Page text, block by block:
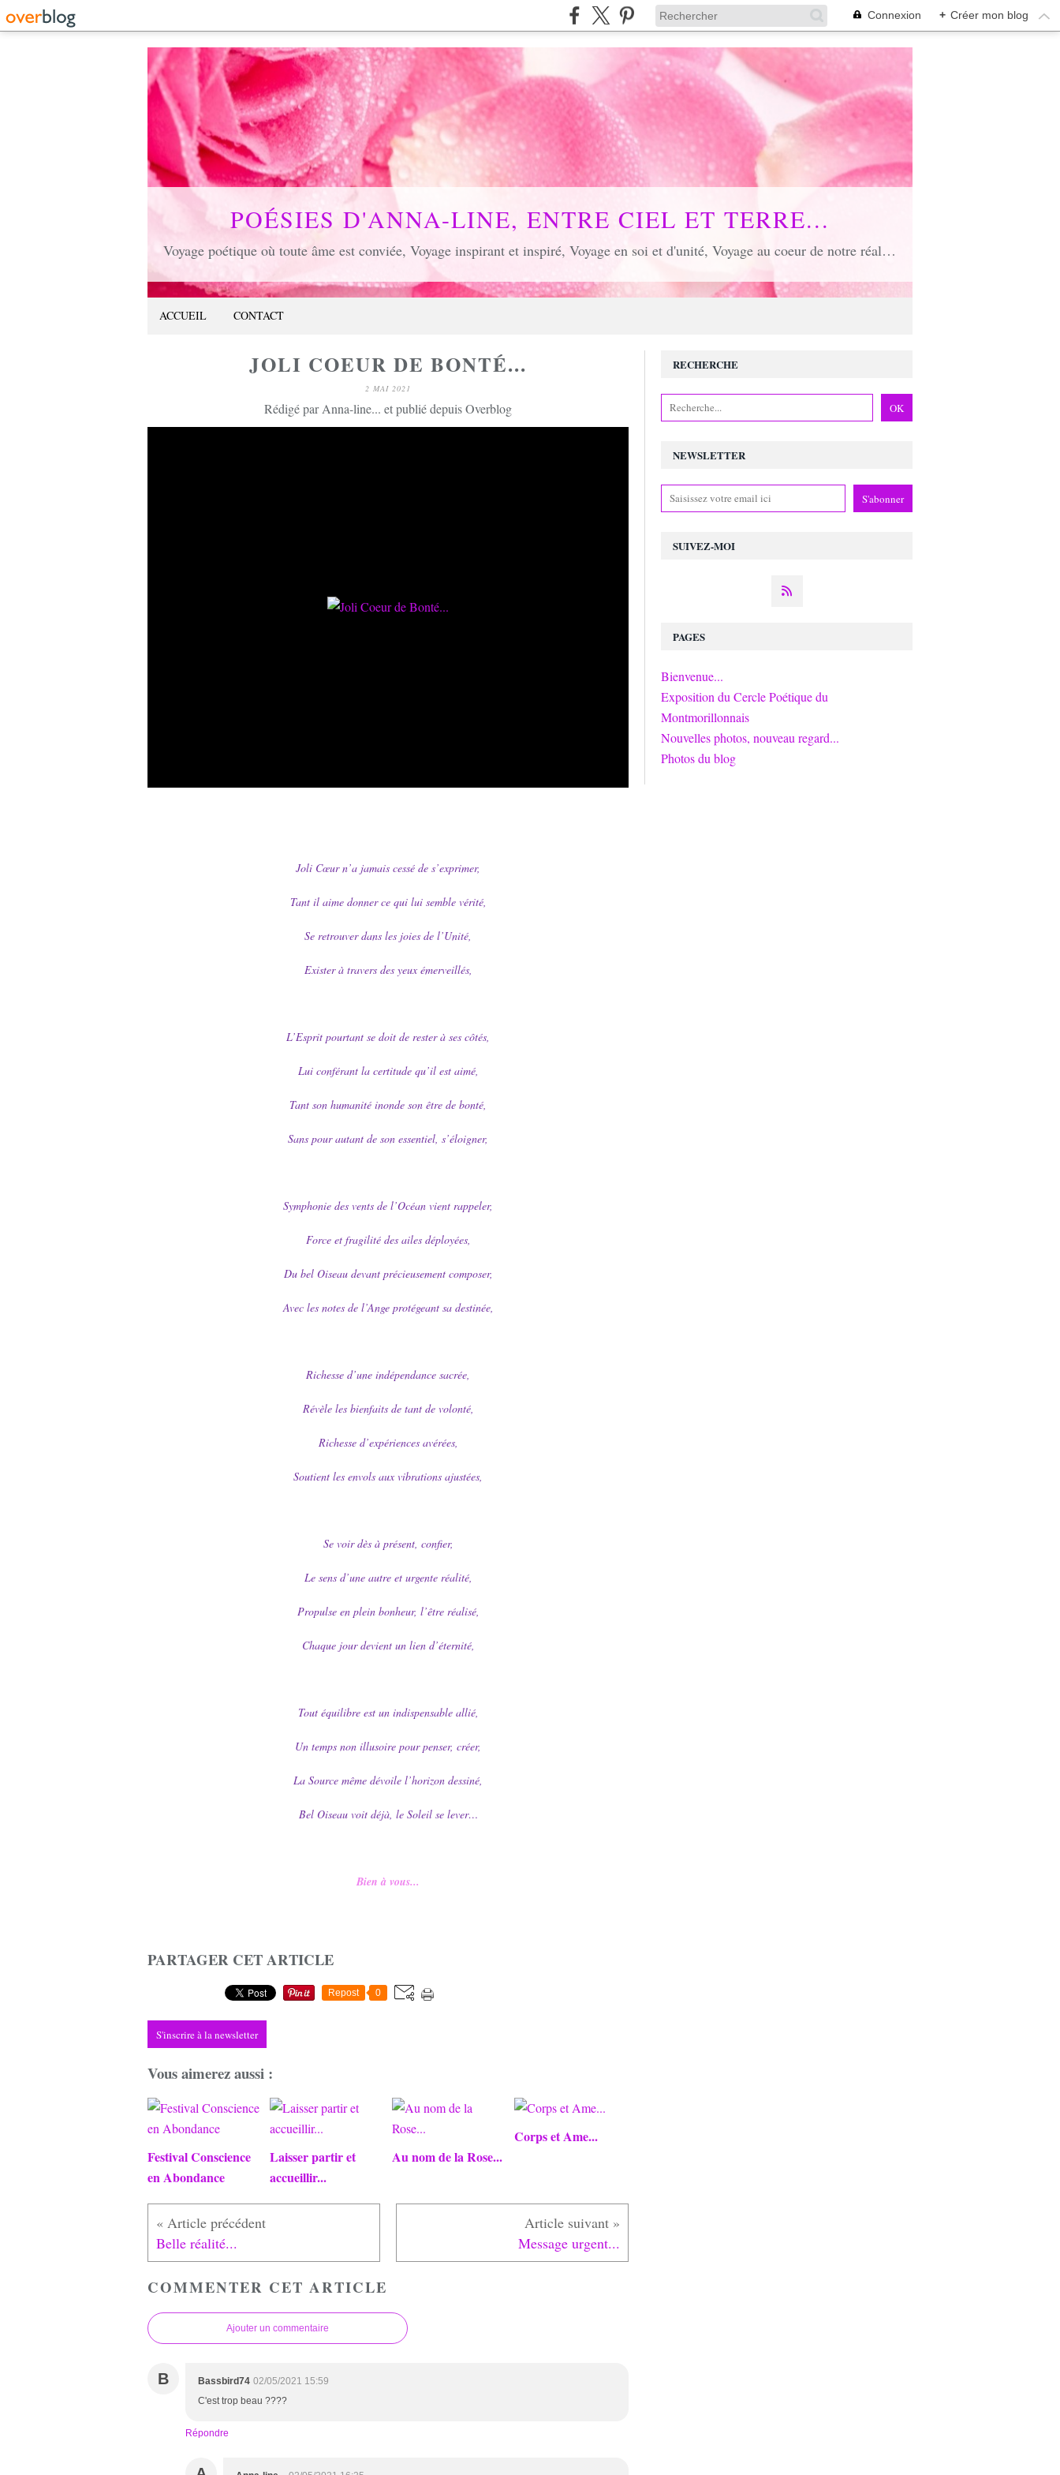
Connexion + Créer mon blog
POÉSIES D'ANNA-LINE, ENTRE CIEL ET TERRE...
Voyage poétique où toute âme est conviée, Voyage inspirant et inspiré, Voyage en soi et d'unité, Voyage au coeur de notre réalité...
ACCUEIL CONTACT
JOLI COEUR DE BONTÉ...
2 MAI 2021
Rédigé par Anna-line... et publié depuis Overblog
Joli Cœur n’a jamais cessé de s’exprimer,
Tant il aime donner ce qui lui semble vérité,
Se retrouver dans les joies de l’Unité,
Exister à travers des yeux émerveillés,
L’Esprit pourtant se doit de rester à ses côtés,
Lui conférant la certitude qu’il est aimé,
Tant son humanité inonde son être de bonté,
Sans pour autant de son essentiel, s’éloigner,
Symphonie des vents de l’Océan vient rappeler,
Force et fragilité des ailes déployées,
Du bel Oiseau devant précieusement composer,
Avec les notes de l’Ange protégeant sa destinée,
Richesse d’une indépendance sacrée,
Révèle les bienfaits de tant de volonté,
Richesse d’expériences avérées,
Soutient les envols aux vibrations ajustées,
Se voir dès à présent, confier,
Le sens d’une autre et urgente réalité,
Propulse en plein bonheur, l’être réalisé,
Chaque jour devient un lien d’éternité,
Tout équilibre est un indispensable allié,
Un temps non illusoire pour penser, créer,
La Source même dévoile l’horizon dessiné,
Bel Oiseau voit déjà, le Soleil se lever…
Bien à vous...
PARTAGER CET ARTICLE
Repost 0
S'inscrire à la newsletter
Vous aimerez aussi :
Festival Conscience
en Abondance
Laisser partir et
accueillir...
Au nom de la Rose...
Corps et Ame...
Belle réalité... Message urgent...
COMMENTER CET ARTICLE
Ajouter un commentaire
B Bassbird74 02/05/2021 15:59
C'est trop beau ????
Répondre
NEWSLETTER
SUIVEZ-MOI
RECHERCHE
PAGES
Bienvenue...
Exposition du Cercle Poétique du
Montmorillonnais
Nouvelles photos, nouveau regard...
Photos du blog